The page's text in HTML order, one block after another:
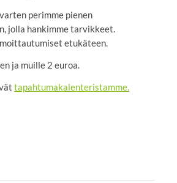
perimme pienen
jolla hankimme tarvikkeet.
etukäteen.
ja muille 2 euroa.
tapahtumakalenteristamme.